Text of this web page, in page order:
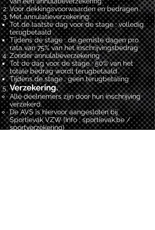
Voor dekkingsvoorwaarden en bedragen :
Met annulatieverzekering:
Tot de laatste dag voor de stage : volledig
terugbetaald
Tijdens de stage : de gemiste dagen pro
rata van 75% van het inschrijvingsbedrag
Zonder annulatieverzekering
Tot de dag voor de stage : 50% van het
totale bedrag wordt terugbetaald
Tijdens de stage : geen terugbetaling
Verzekering.
Alle deelnemers zijn door hun inschrijving
verzekerd.
De AVS is hiervoor aangesloten bij
Sportievak VZW (Info : sportievak.be /
sportverzekering)​